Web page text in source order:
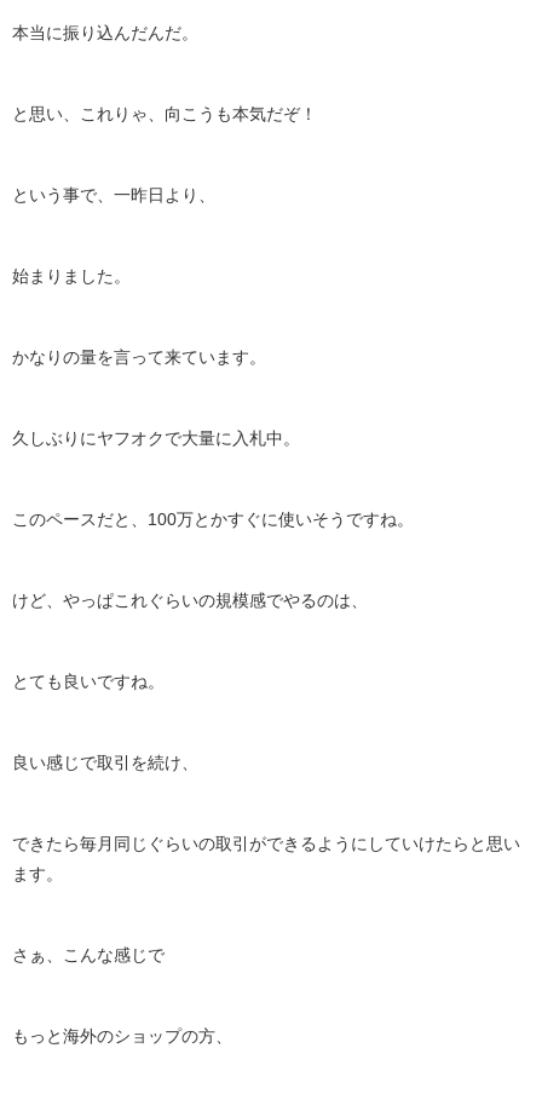
本当に振り込んだんだ。
と思い、これりゃ、向こうも本気だぞ！
という事で、一昨日より、
始まりました。
かなりの量を言って来ています。
久しぶりにヤフオクで大量に入札中。
このペースだと、100万とかすぐに使いそうですね。
けど、やっぱこれぐらいの規模感でやるのは、
とても良いですね。
良い感じで取引を続け、
できたら毎月同じぐらいの取引ができるようにしていけたらと思い
ます。
さぁ、こんな感じで
もっと海外のショップの方、